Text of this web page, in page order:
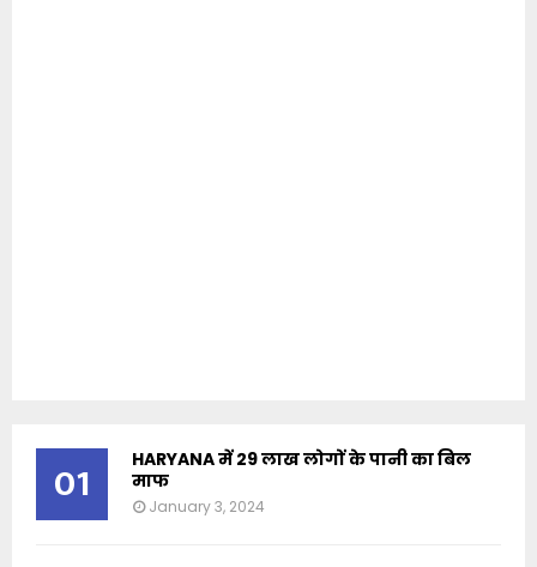
01
HARYANA में 29 लाख लोगों के पानी का बिल
माफ
January 3, 2024